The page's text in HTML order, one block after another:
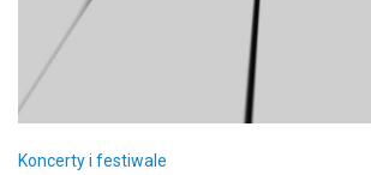
Koncerty i festiwale